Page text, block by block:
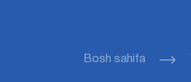
Bosh sahifa